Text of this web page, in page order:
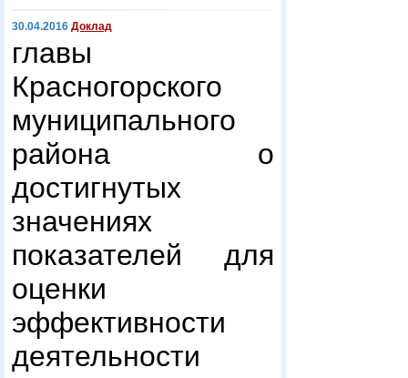
30.04.2016 Доклад
главы
Красногорского
муниципального
района о
достигнутых
значениях
показателей для
оценки
эффективности
деятельности